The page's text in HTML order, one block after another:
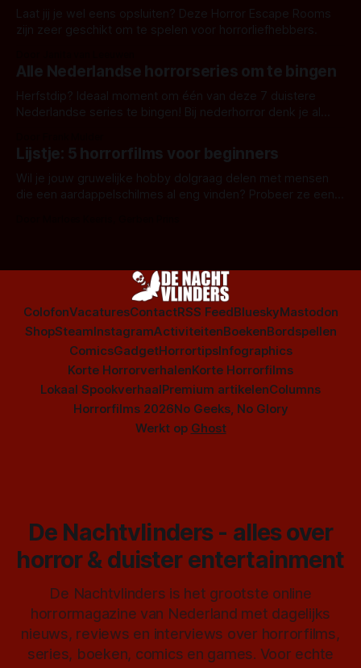
Laat jij je wel eens opsluiten? Deze Horror Escape Rooms
zijn zeer geschikt om te spelen voor horrorliefhebbers.
Alle Nederlandse horrorseries om te bingen
Herfstdip? Ideaal moment om één van deze 7 duistere
Nederlandse series te bingen! Bij nederhorror denk je al
Amsterdamned of The Johnsons. Maar Nederlandse horror
is niet beperkt tot films. Hier een aantal Nederlandse tv-
series uit het duistere of horrorgenre. Als
Lijstje: 5 horrorfilms voor beginners
Wil je jouw gruwelijke hobby dolgraag delen met mensen
die een aardappelschilmes al eng vinden? Probeer ze eens
ColofonVacaturesContactRSS FeedBlueskyMastodon
ShopSteamInstagramActiviteitenBoekenBordspellen
ComicsGadgetHorrortipsInfographics
Korte HorrorverhalenKorte Horrorfilms
Lokaal SpookverhaalPremium artikelenColumns
Horrorfilms 2026No Geeks, No Glory
Werkt op Ghost
De Nachtvlinders - alles over
horror & duister entertainment
De Nachtvlinders is het grootste online
horrormagazine van Nederland met dagelijks
nieuws, reviews en interviews over horrorfilms,
series, boeken, comics en games. Voor echte